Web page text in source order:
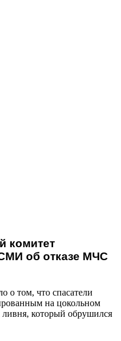
комитет
об отказе МЧС
о том, что спасатели
на цокольном
ливня, который обрушился